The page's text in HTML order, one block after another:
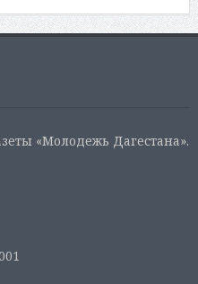
«Молодежь Дагестана».